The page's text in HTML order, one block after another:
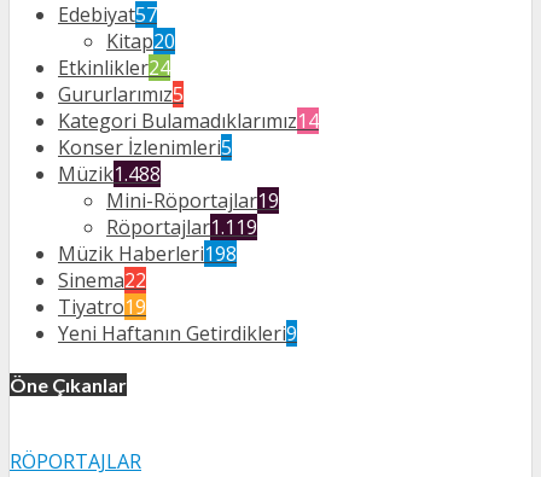
Edebiyat57
Kitap20
Etkinlikler24
Gururlarımız5
Kategori Bulamadıklarımız14
Konser İzlenimleri5
Müzik1.488
Mini-Röportajlar19
Röportajlar1.119
Müzik Haberleri198
Sinema22
Tiyatro19
Yeni Haftanın Getirdikleri9
Öne Çıkanlar
RÖPORTAJLAR